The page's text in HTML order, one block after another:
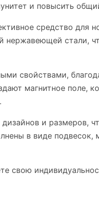
и повысить
средство для
стали,
свойствами,
магнитное поле,
и размеров,
в виде
свою